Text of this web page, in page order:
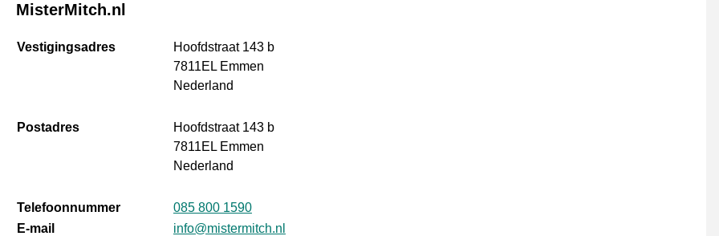
MisterMitch.nl
Vestigingsadres
Hoofdstraat 143 b
7811EL Emmen
Nederland
Postadres
Hoofdstraat 143 b
7811EL Emmen
Nederland
Telefoonnummer
085 800 1590
E-mail
info@mistermitch.nl